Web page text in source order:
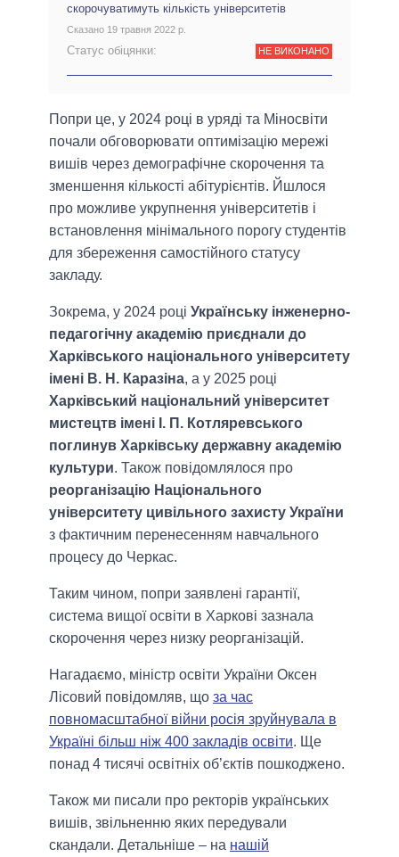
скорочуватимуть кількість університетів
Сказано 19 травня 2022 р.
Статус обіцянки: НЕ ВИКОНАНО
Попри це, у 2024 році в уряді та Міносвіти
почали обговорювати оптимізацію мережі
вишів через демографічне скорочення та
зменшення кількості абітурієнтів. Йшлося
про можливе укрупнення університетів і
встановлення мінімального порогу студентів
для збереження самостійного статусу
закладу.
Зокрема, у 2024 році Українську інженерно-
педагогічну академію приєднали до
Харківського національного університету
імені В. Н. Каразіна, а у 2025 році
Харківський національний університет
мистецтв імені І. П. Котляревського
поглинув Харківську державну академію
культури. Також повідомлялося про
реорганізацію Національного
університету цивільного захисту України
з фактичним перенесенням навчального
процесу до Черкас.
Таким чином, попри заявлені гарантії,
система вищої освіти в Харкові зазнала
скорочення через низку реорганізацій.
Нагадаємо, міністр освіти України Оксен
Лісовий повідомляв, що за час
повномасштабної війни росія зруйнувала в
Україні більш ніж 400 закладів освіти. Ще
понад 4 тисячі освітніх об’єктів пошкоджено.
Також ми писали про ректорів українських
вишів, звільненню яких передували
скандали. Детальніше – на нашій